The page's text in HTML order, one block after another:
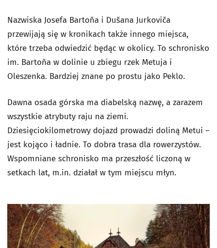
Nazwiska Josefa Bartoňa i Dušana Jurkoviča
przewijają się w kronikach także innego miejsca,
które trzeba odwiedzić będąc w okolicy. To schronisko
im. Bartoňa w dolinie u zbiegu rzek Metuja i
Oleszenka. Bardziej znane po prostu jako Peklo.
Dawna osada górska ma diabelską nazwę, a zarazem
wszystkie atrybuty raju na ziemi.
Dziesięciokilometrowy dojazd prowadzi doliną Metui –
jest kojąco i ładnie. To dobra trasa dla rowerzystów.
Wspomniane schronisko ma przeszłość liczoną w
setkach lat, m.in. działał w tym miejscu młyn.